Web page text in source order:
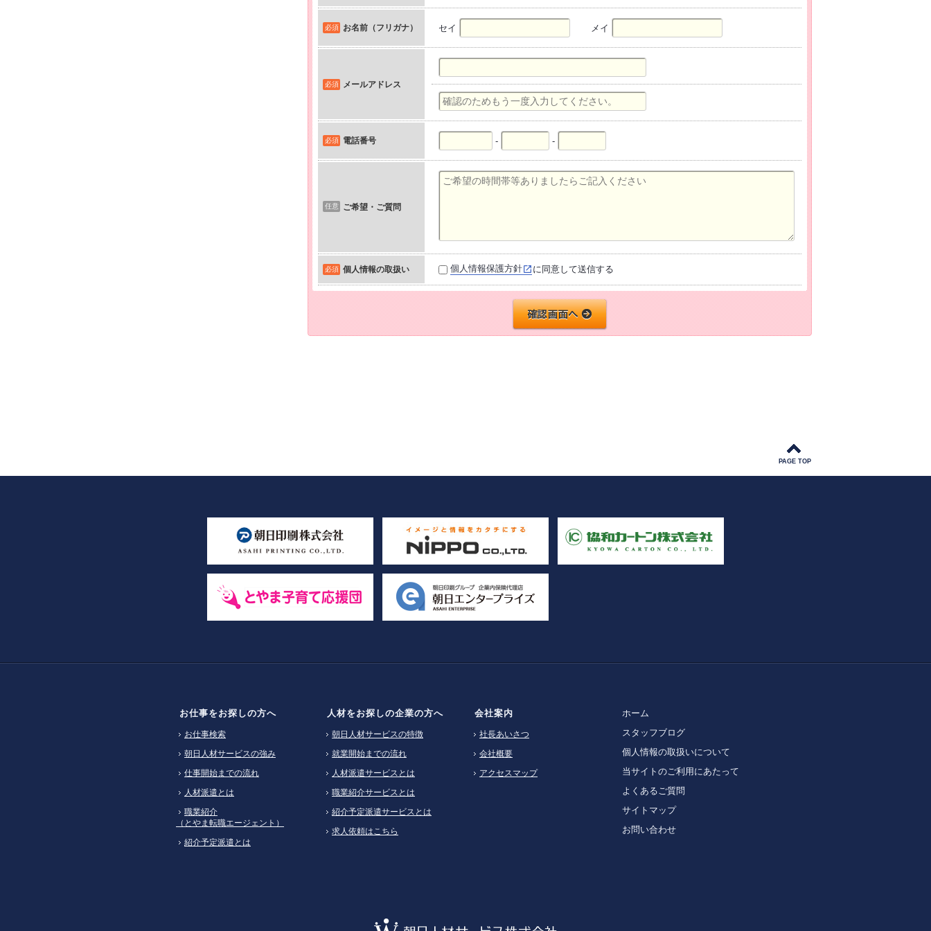
必須 お名前（フリガナ） セイ メイ
必須 メールアドレス
必須 電話番号 - -
任意 ご希望・ご質問
必須 個人情報の取扱い に同意して送信する
個人情報保護方針
PAGE TOP
お仕事をお探しの方へ
お仕事検索
朝日人材サービスの強み
仕事開始までの流れ
人材派遣とは
職業紹介
（とやま転職エージェント）
紹介予定派遣とは
人材をお探しの企業の方へ
朝日人材サービスの特徴
就業開始までの流れ
人材派遣サービスとは
職業紹介サービスとは
紹介予定派遣サービスとは
求人依頼はこちら
会社案内
社長あいさつ
会社概要
アクセスマップ
ホーム
スタッフブログ
個人情報の取扱いについて
当サイトのご利用にあたって
よくあるご質問
サイトマップ
お問い合わせ